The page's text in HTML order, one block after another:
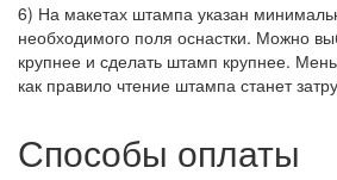
6) На макетах штампа указан
необходимого поля оснастки. Можно
крупнее и сделать штамп крупнее.
как правило чтение штампа станет
Способы оплаты